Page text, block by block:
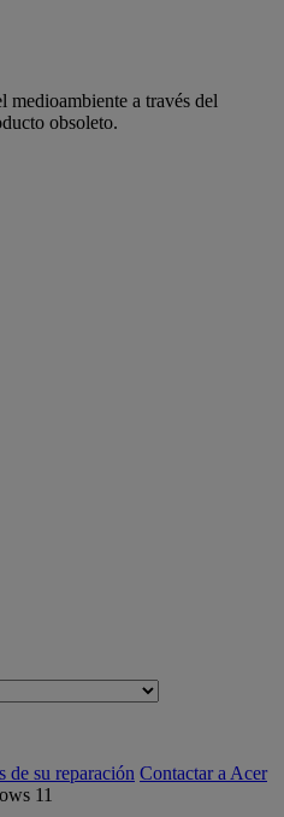
medioambiente a través del
obsoleto.
de su reparación Contactar a Acer